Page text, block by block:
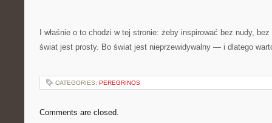
I właśnie o to chodzi w tej stronie: żeby inspirować bez nudy,
świat jest prosty. Bo świat jest nieprzewidywalny — i dlatego
CATEGORIES: PEREGRINOS
Comments are closed.